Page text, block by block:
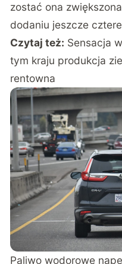
zostać ona
dodaniu jeszcze
Czytaj też: Sensacja
tym kraju produkcja
rentowna
Paliwo wodorowe